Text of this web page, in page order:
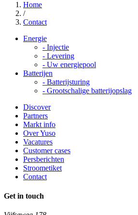
Home
/
Contact
Energie
- Injectie
- Levering
- Uw energiepool
Batterijen
- Batterijsturing
- Grootschalige batterijopslag
Discover
Partners
Markt info
Over Yuso
Vacatures
Customer cases
Persberichten
Stroometiket
Contact
Get in touch